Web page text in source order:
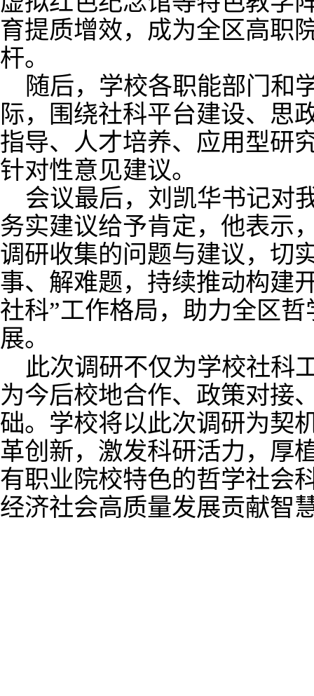
育提质增效，成为全区高职
杆。
随后， 学校各职能部门 和
际，围绕社科平台建设、思
指导、人才培养、应用型研
针对性意见建议。
会议最后， 刘凯华书记对
务实建议给予肯定，他表示
调研收集的问题与建议，切
事、解难题，持续推动构建
社科”工作格局，助力全区
展。
此次调研不仅为学校社科
为今后校地合作、政策对接
础。学校将以此次调研为契
革创新，激发科研活力，厚
有职业院校特色的哲学社会
经济社会高质量发展贡献智